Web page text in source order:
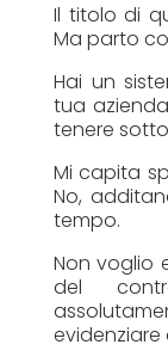
Il titolo di
Ma parto
Hai un
tua
tenere
Mi capita
No,
tempo.
Non voglio
del
evidenziare